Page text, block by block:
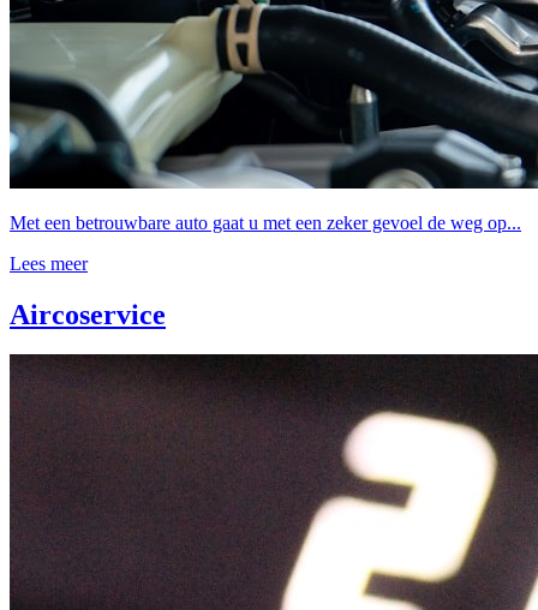
Met een betrouwbare auto gaat u met een zeker gevoel de weg op...
Lees meer
Aircoservice